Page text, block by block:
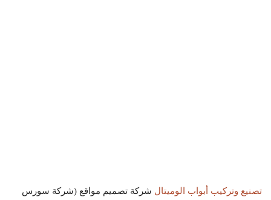
تصنيع وتركيب أبواب الوميتال شركة تصميم مواقع (شركة سورس